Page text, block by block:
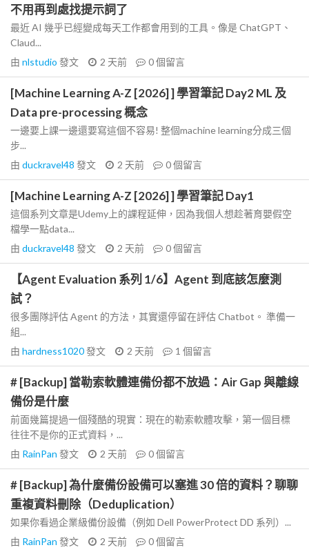
不用再到處找提示詞了
最近 AI 幾乎已經變成每天工作都會用到的工具。像是 ChatGPT、
Claud...
由 nlstudio 發文 2 天前 0個留言
[Machine Learning A-Z [2026] ] 學習筆記 Day2 ML 及
Data pre-processing 概念
一邊要上課一邊還要寫這個不容易! 整個machine learning分成三個
步...
由 duckravel48 發文 2 天前 0個留言
[Machine Learning A-Z [2026] ] 學習筆記 Day1
這個系列文章是Udemy上的課程延伸，因為我個人想趁著育嬰假空
檔學一點data...
由 duckravel48 發文 2 天前 0個留言
【Agent Evaluation 系列 1/6】Agent 到底該怎麼測
試？
很多團隊評估 Agent 的方法，其實還停留在評估 Chatbot。 準備一
組...
由 hardness1020發文 2 天前 1 個留言
# [Backup] 當勒索軟體連備份都不放過：Air Gap 與離線
備份是什麼
前面幾篇提過一個殘酷的現實：現在的勒索軟體攻擊，第一個目標
往往不是你的正式資料，...
由 RainPan 發文 2 天前 0個留言
# [Backup] 為什麼備份設備可以塞進 30 倍的資料？聊聊
重複資料刪除（Deduplication）
如果你看過企業級備份設備（例如 Dell PowerProtect DD 系列）...
由 RainPan 發文 2 天前 0個留言